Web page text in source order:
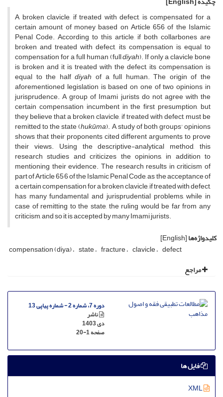
A broken clavicle, if treated with defect, is compensated for a
certain amount of money based on Article 656 of the Islamic
Penal Code. According to this article, if both collarbones are
broken and treated with defect, its compensation is equal to
compensation for a full human (fulldiyah). If only a clavicle bone
is broken and it is treated with the defect, its compensation is
equal to the halfdiyah of a full human. The origin of the
aforementioned legislation is based on one of two opinions in
jurisprudence. A group of Imami jurists do not agree with the
certain compensation incumbent in the first presumption, but
they believe that a broken clavicle, if treated with defect, must be
remitted to the state (hukūma). A study of both groups' opinions
shows that their proponents cited different arguments to prove
their views. Using the descriptive-analytical method, this
research studies and criticizes the opinions, in addition to
mentioning their evidence. The research results in criticism of
part of Article 656 of the Islamic Penal Code, as the acceptance of
a certain compensation for a broken clavicle, if treated with defect,
has many fundamental and jurisprudential problems, while in
case of remitting to the state, the ruling would be far from any
criticism, and so it is accepted by many Imami jurists.
کلیدواژه‌ها[English]
compensation (diya) state fracture clavicle defect
مراجع
دوره 7، شماره 2 - شماره پیاپی 13
ناشر
دی 1403
صفحه20-1
فایل ها